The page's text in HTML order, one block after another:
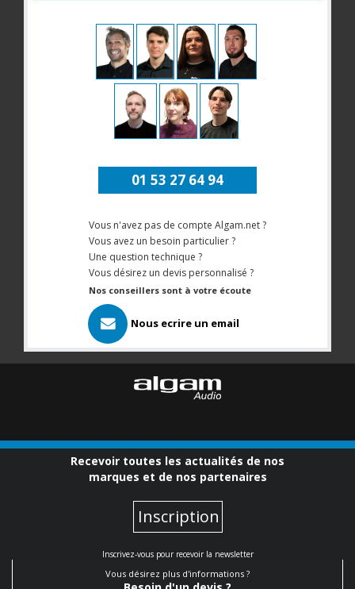
01 53 27 64 94
Vous n'avez pas de compte Algam.net ?
Vous avez un besoin particulier ?
Une question technique ?
Vous désirez un devis personnalisé ?
Nos conseillers sont à votre écoute
Nous ecrire un email
Recevoir toutes les actualités de nos
marques et de nos partenaires
Inscription
Inscrivez-vous pour recevoir la newsletter
Vous désirez plus d'informations ?